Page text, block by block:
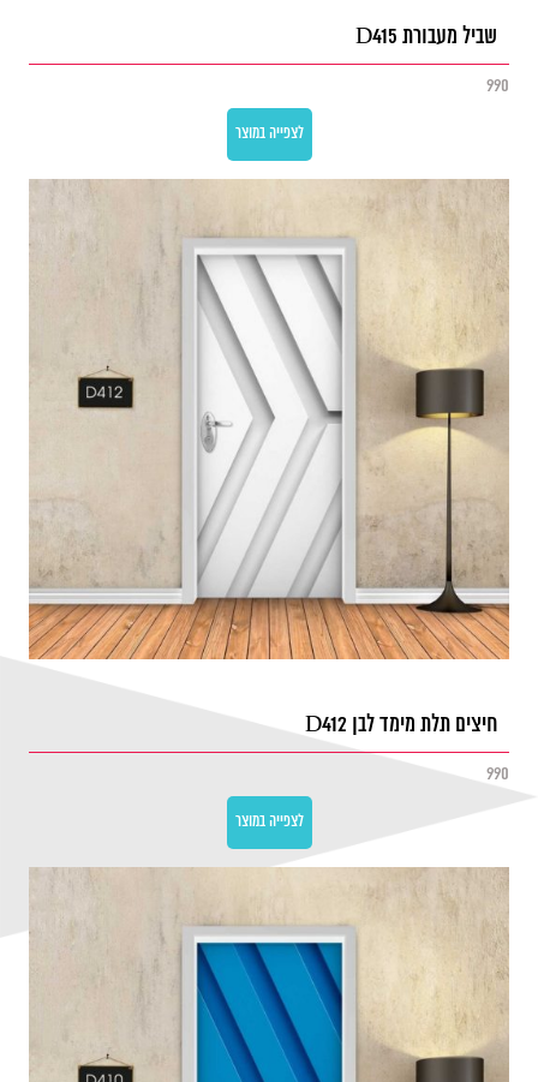
שביל מעבורת D415
990
לצפייה במוצר
חיצים תלת מימד לבן D412
990
לצפייה במוצר